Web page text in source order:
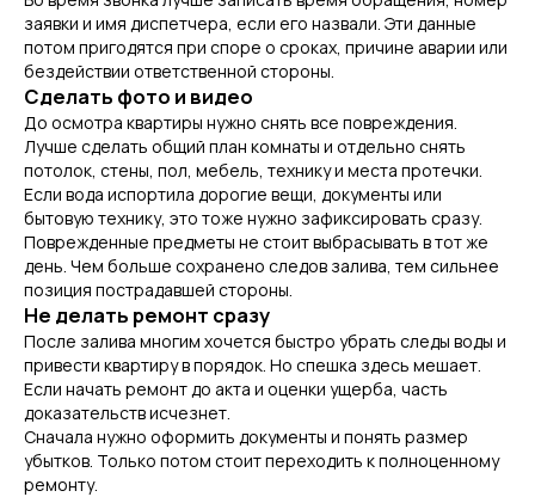
заявки и имя диспетчера, если его назвали. Эти данные
потом пригодятся при споре о сроках, причине аварии или
бездействии ответственной стороны.
Сделать фото и видео
До осмотра квартиры нужно снять все повреждения.
Лучше сделать общий план комнаты и отдельно снять
потолок, стены, пол, мебель, технику и места протечки.
Если вода испортила дорогие вещи, документы или
бытовую технику, это тоже нужно зафиксировать сразу.
Поврежденные предметы не стоит выбрасывать в тот же
день. Чем больше сохранено следов залива, тем сильнее
позиция пострадавшей стороны.
Не делать ремонт сразу
После залива многим хочется быстро убрать следы воды и
привести квартиру в порядок. Но спешка здесь мешает.
Если начать ремонт до акта и оценки ущерба, часть
доказательств исчезнет.
Сначала нужно оформить документы и понять размер
убытков. Только потом стоит переходить к полноценному
ремонту.